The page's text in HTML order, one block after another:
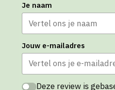
Je naam
Jouw e-mailadres
Deze review is